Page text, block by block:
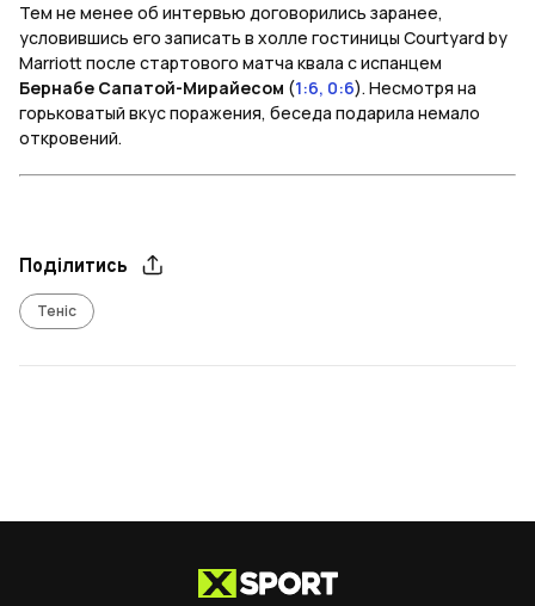
Тем не менее об интервью договорились заранее,
условившись его записать в холле гостиницы Courtyard by
Marriott после стартового матча квала с испанцем
Бернабе Сапатой-Мирайесом (1:6, 0:6). Несмотря на
горьковатый вкус поражения, беседа подарила немало
откровений.
Поділитись
Теніс